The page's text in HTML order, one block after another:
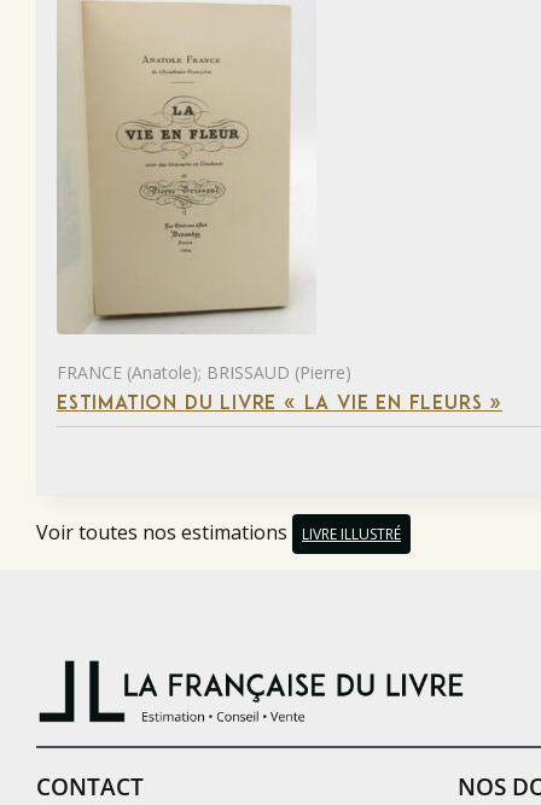
FRANCE (Anatole); BRISSAUD (Pierre)
ESTIMATION DU LIVRE « LA VIE EN FLEURS »
Voir toutes nos estimations LIVRE ILLUSTRÉ
CONTACT NOS